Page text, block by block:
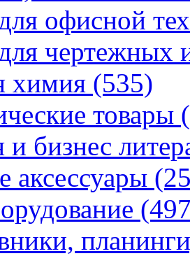
офисной
чертежных
химия (535)
товары
и бизнес
аксессуары